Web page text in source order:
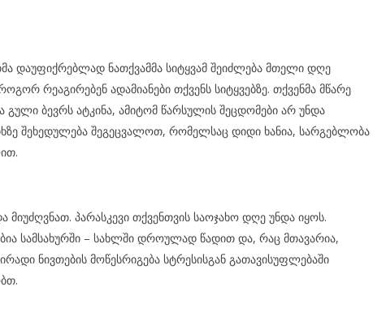
დაუფიქრებლად ნათქვამმა სიტყვამ შეიძლება მთელი დღე
რეაგირებენ ადამიანები თქვენს სიტყვებზე. თქვენმა მწარე
გული ბევრს ატკინა, ამიტომ წარსულის შეცდომები არ უნდა
შეხედულება შეგეცვალოთ, რომელსაც დიდი ხანია, სარგებლობა
პარასკევი თქვენთვის საოჯახო დღე უნდა იყოს.
სამსახურში – სახლში დროულად წადით და, რაც მთავარია,
ნივთების მოწესრიგება სტრესისგან გათავისუფლებაში